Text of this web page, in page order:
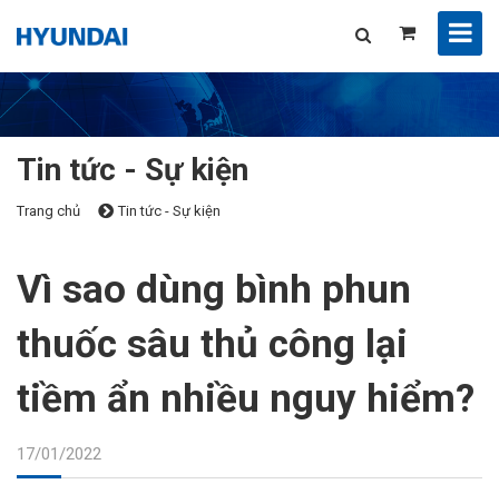
Tin tức - Sự kiện
Trang chủ Tin tức - Sự kiện
Vì sao dùng bình phun
thuốc sâu thủ công lại
tiềm ẩn nhiều nguy hiểm?
17/01/2022